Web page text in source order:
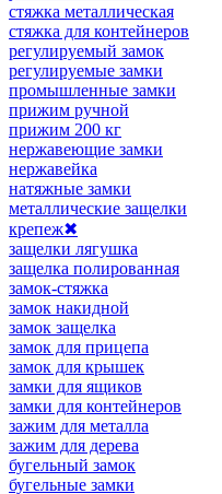
стяжка металлическая
стяжка для контейнеров
регулируемый замок
регулируемые замки
промышленные замки
прижим ручной
прижим 200 кг
нержавеющие замки
нержавейка
натяжные замки
металлические защелки
крепеж✖
защелки лягушка
защелка полированная
замок-стяжка
замок накидной
замок защелка
замок для прицепа
замок для крышек
замки для ящиков
замки для контейнеров
зажим для металла
зажим для дерева
бугельный замок
бугельные замки